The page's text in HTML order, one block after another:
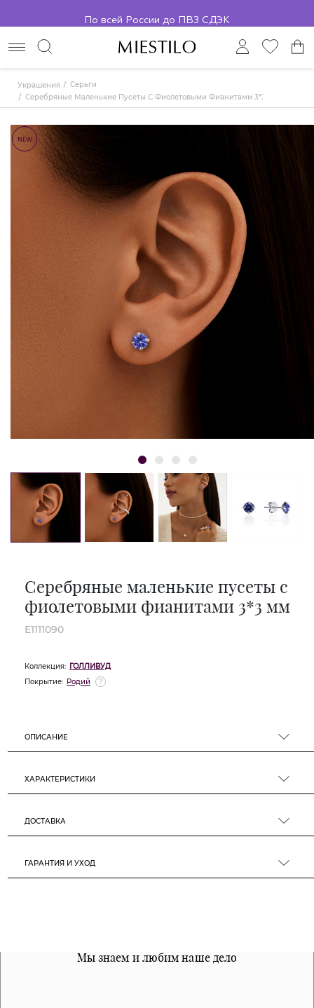
Украшения
Серьги
Серебряные Маленькие Пусеты С Фиолетовыми Фианитами 3*3 Мм
NEW
Серебряные маленькие пусеты с
фиолетовыми фианитами 3*3 мм
E1111090
Коллекция: ГОЛЛИВУД
Покрытие: Родий
ОПИСАНИЕ
ХАРАКТЕРИСТИКИ
ДОСТАВКА
ГАРАНТИЯ И УХОД
Мы знаем и любим наше дело
Все наши материалы гипоалергенны
Примерка перед покупкой